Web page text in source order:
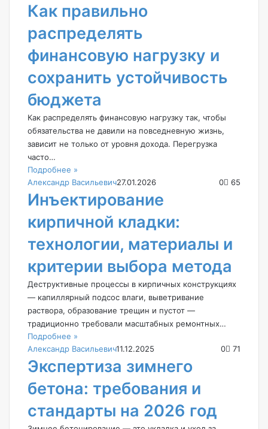
Как правильно
распределять
финансовую нагрузку и
сохранить устойчивость
бюджета
Как распределять финансовую нагрузку так, чтобы
обязательства не давили на повседневную жизнь,
зависит не только от уровня дохода. Перегрузка
часто…
Подробнее »
Александр Васильевич27.01.2026 0 65
Инъектирование
кирпичной кладки:
технологии, материалы и
критерии выбора метода
Деструктивные процессы в кирпичных конструкциях
— капиллярный подсос влаги, выветривание
раствора, образование трещин и пустот —
традиционно требовали масштабных ремонтных…
Подробнее »
Александр Васильевич11.12.2025 0 71
Экспертиза зимнего
бетона: требования и
стандарты на 2026 год